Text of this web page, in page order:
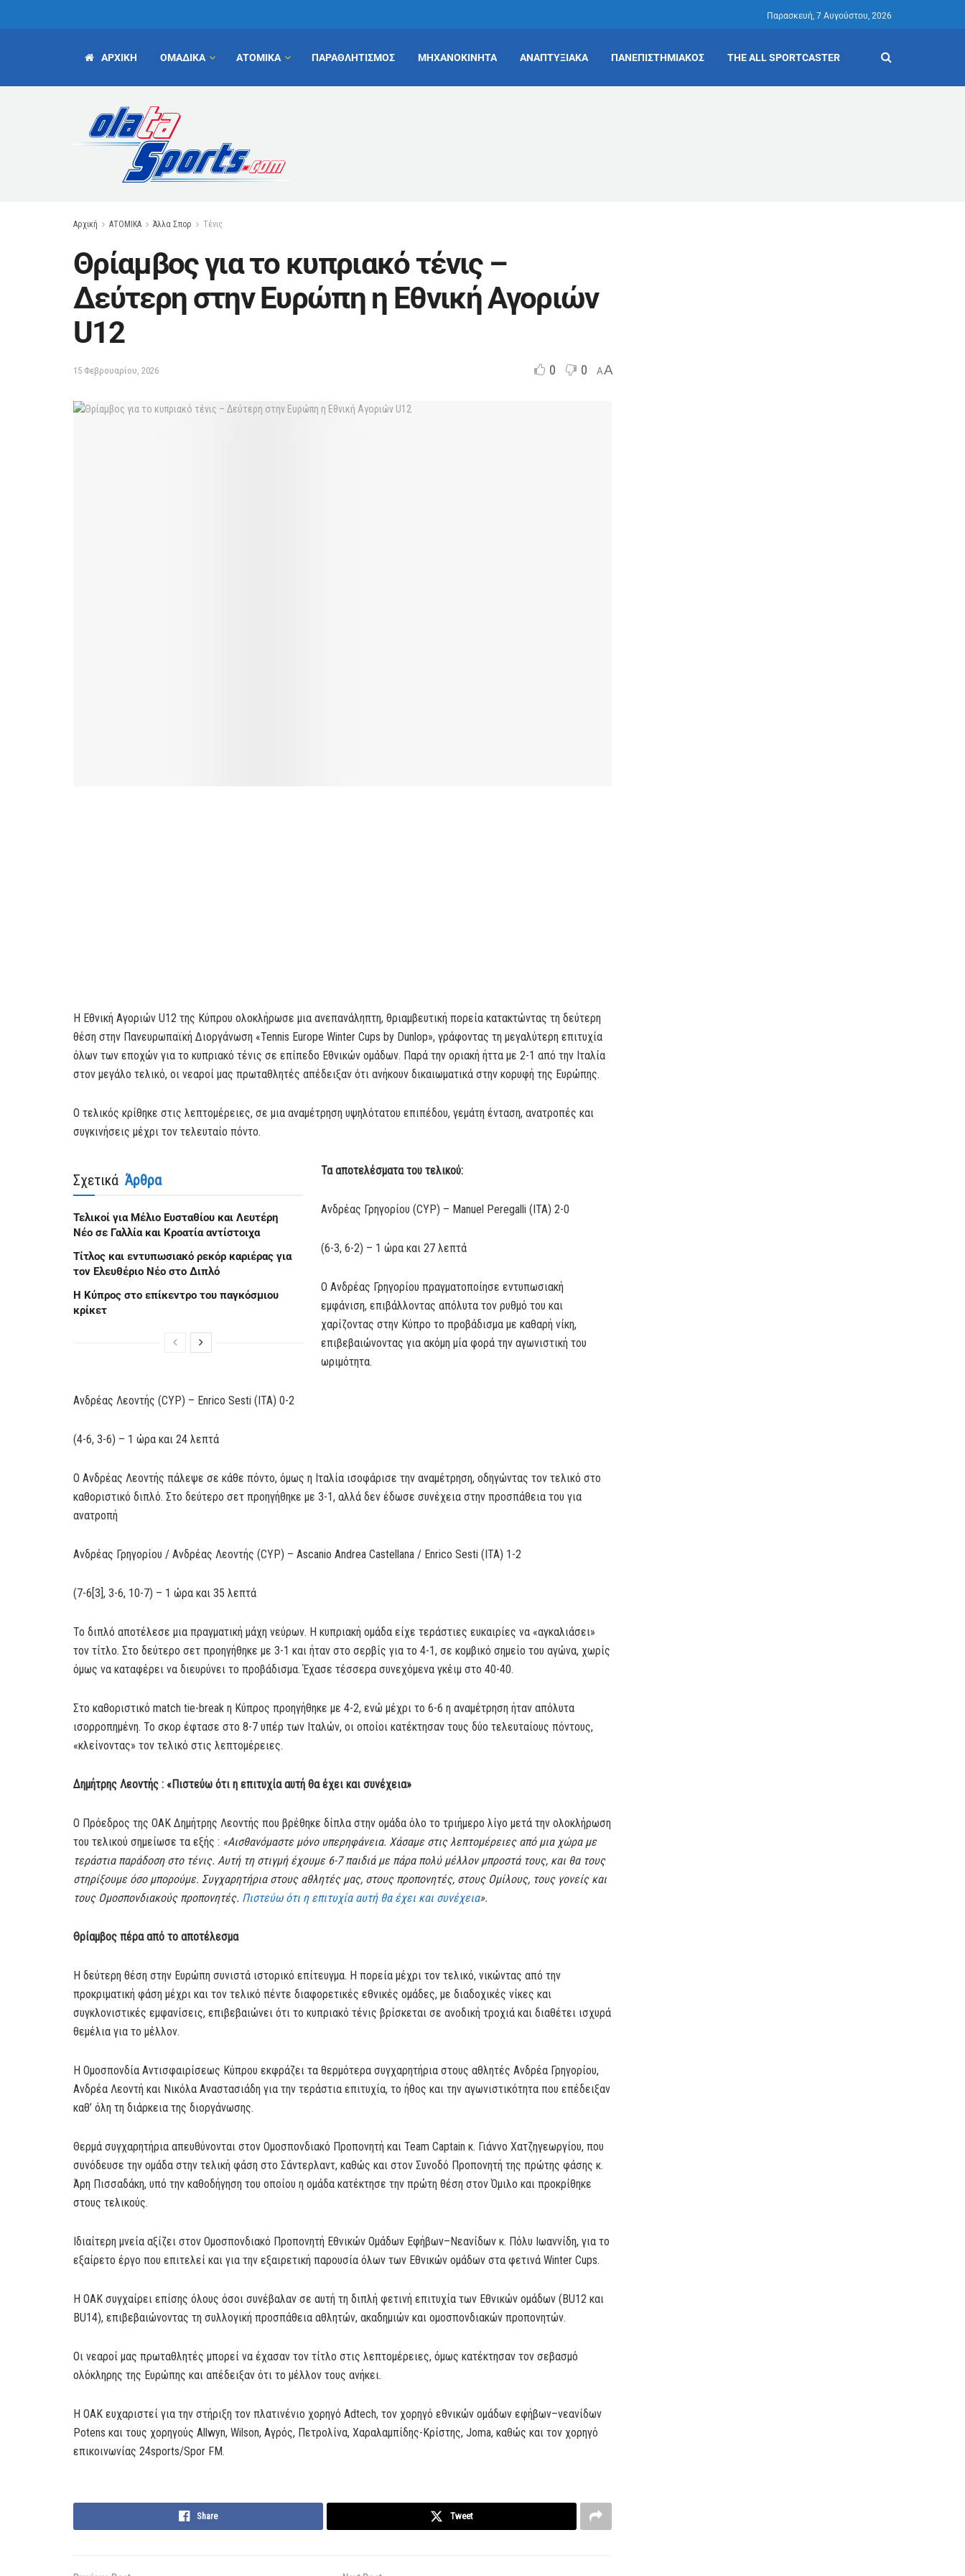
Παρασκευή, 7 Αυγούστου, 2026
ΑΡΧΙΚΗ ΟΜΑΔΙΚΑ ΑΤΟΜΙΚΑ ΠΑΡΑΘΛΗΤΙΣΜΟΣ ΜΗΧΑΝΟΚΙΝΗΤΑ ΑΝΑΠΤΥΞΙΑΚΑ ΠΑΝΕΠΙΣΤΗΜΙΑΚΟΣ THE ALL SPORTCASTER
Αρχική ΑΤΟΜΙΚΑ Άλλα Σπορ Τένις
Θρίαμβος για το κυπριακό τένις –
Δεύτερη στην Ευρώπη η Εθνική Αγοριών
U12
15 Φεβρουαρίου, 2026 0 0 AA
Η Εθνική Αγοριών U12 της Κύπρου ολοκλήρωσε μια ανεπανάληπτη, θριαμβευτική πορεία κατακτώντας τη δεύτερη
θέση στην Πανευρωπαϊκή Διοργάνωση «Tennis Europe Winter Cups by Dunlop», γράφοντας τη μεγαλύτερη επιτυχία
όλων των εποχών για το κυπριακό τένις σε επίπεδο Εθνικών ομάδων. Παρά την οριακή ήττα με 2-1 από την Ιταλία
στον μεγάλο τελικό, οι νεαροί μας πρωταθλητές απέδειξαν ότι ανήκουν δικαιωματικά στην κορυφή της Ευρώπης.
Ο τελικός κρίθηκε στις λεπτομέρειες, σε μια αναμέτρηση υψηλότατου επιπέδου, γεμάτη ένταση, ανατροπές και
συγκινήσεις μέχρι τον τελευταίο πόντο.
Σχετικά Άρθρα
Τελικοί για Μέλιο Eυσταθίου και Λευτέρη
Νέο σε Γαλλία και Κροατία αντίστοιχα
Τίτλος και εντυπωσιακό ρεκόρ καριέρας για
τον Ελευθέριο Νέο στο Διπλό
Η Κύπρος στο επίκεντρο του παγκόσμιου
κρίκετ
Τα αποτελέσματα του τελικού:
Ανδρέας Γρηγορίου (CYP) – Manuel Peregalli (ITA) 2-0
(6-3, 6-2) – 1 ώρα και 27 λεπτά
Ο Ανδρέας Γρηγορίου πραγματοποίησε εντυπωσιακή
εμφάνιση, επιβάλλοντας απόλυτα τον ρυθμό του και
χαρίζοντας στην Κύπρο το προβάδισμα με καθαρή νίκη,
επιβεβαιώνοντας για ακόμη μία φορά την αγωνιστική του
ωριμότητα.
Ανδρέας Λεοντής (CYP) – Enrico Sesti (ITA) 0-2
(4-6, 3-6) – 1 ώρα και 24 λεπτά
Ο Ανδρέας Λεοντής πάλεψε σε κάθε πόντο, όμως η Ιταλία ισοφάρισε την αναμέτρηση, οδηγώντας τον τελικό στο
καθοριστικό διπλό. Στο δεύτερο σετ προηγήθηκε με 3-1, αλλά δεν έδωσε συνέχεια στην προσπάθεια του για
ανατροπή
Ανδρέας Γρηγορίου / Ανδρέας Λεοντής (CYP) – Ascanio Andrea Castellana / Enrico Sesti (ITA) 1-2
(7-6[3], 3-6, 10-7) – 1 ώρα και 35 λεπτά
Το διπλό αποτέλεσε μια πραγματική μάχη νεύρων. Η κυπριακή ομάδα είχε τεράστιες ευκαιρίες να «αγκαλιάσει»
τον τίτλο. Στο δεύτερο σετ προηγήθηκε με 3-1 και ήταν στο σερβίς για το 4-1, σε κομβικό σημείο του αγώνα, χωρίς
όμως να καταφέρει να διευρύνει το προβάδισμα. Έχασε τέσσερα συνεχόμενα γκέιμ στο 40-40.
Στο καθοριστικό match tie-break η Κύπρος προηγήθηκε με 4-2, ενώ μέχρι το 6-6 η αναμέτρηση ήταν απόλυτα
ισορροπημένη. Το σκορ έφτασε στο 8-7 υπέρ των Ιταλών, οι οποίοι κατέκτησαν τους δύο τελευταίους πόντους,
«κλείνοντας» τον τελικό στις λεπτομέρειες.
Δημήτρης Λεοντής : «Πιστεύω ότι η επιτυχία αυτή θα έχει και συνέχεια»
Ο Πρόεδρος της ΟΑΚ Δημήτρης Λεοντής που βρέθηκε δίπλα στην ομάδα όλο το τριήμερο λίγο μετά την ολοκλήρωση
του τελικού σημείωσε τα εξής : «Αισθανόμαστε μόνο υπερηφάνεια. Χάσαμε στις λεπτομέρειες από μια χώρα με
τεράστια παράδοση στο τένις. Αυτή τη στιγμή έχουμε 6-7 παιδιά με πάρα πολύ μέλλον μπροστά τους, και θα τους
στηρίξουμε όσο μπορούμε. Συγχαρητήρια στους αθλητές μας, στους προπονητές, στους Ομίλους, τους γονείς και
τους Ομοσπονδιακούς προπονητές. Πιστεύω ότι η επιτυχία αυτή θα έχει και συνέχεια».
Θρίαμβος πέρα από το αποτέλεσμα
Η δεύτερη θέση στην Ευρώπη συνιστά ιστορικό επίτευγμα. Η πορεία μέχρι τον τελικό, νικώντας από την
προκριματική φάση μέχρι και τον τελικό πέντε διαφορετικές εθνικές ομάδες, με διαδοχικές νίκες και
συγκλονιστικές εμφανίσεις, επιβεβαιώνει ότι το κυπριακό τένις βρίσκεται σε ανοδική τροχιά και διαθέτει ισχυρά
θεμέλια για το μέλλον.
Η Ομοσπονδία Αντισφαιρίσεως Κύπρου εκφράζει τα θερμότερα συγχαρητήρια στους αθλητές Ανδρέα Γρηγορίου,
Ανδρέα Λεοντή και Νικόλα Αναστασιάδη για την τεράστια επιτυχία, το ήθος και την αγωνιστικότητα που επέδειξαν
καθ’ όλη τη διάρκεια της διοργάνωσης.
Θερμά συγχαρητήρια απευθύνονται στον Ομοσπονδιακό Προπονητή και Team Captain κ. Γιάννο Χατζηγεωργίου, που
συνόδευσε την ομάδα στην τελική φάση στο Σάντερλαντ, καθώς και στον Συνοδό Προπονητή της πρώτης φάσης κ.
Άρη Πισσαδάκη, υπό την καθοδήγηση του οποίου η ομάδα κατέκτησε την πρώτη θέση στον Όμιλο και προκρίθηκε
στους τελικούς.
Ιδιαίτερη μνεία αξίζει στον Ομοσπονδιακό Προπονητή Εθνικών Ομάδων Εφήβων–Νεανίδων κ. Πόλυ Ιωαννίδη, για το
εξαίρετο έργο που επιτελεί και για την εξαιρετική παρουσία όλων των Εθνικών ομάδων στα φετινά Winter Cups.
Η ΟΑΚ συγχαίρει επίσης όλους όσοι συνέβαλαν σε αυτή τη διπλή φετινή επιτυχία των Εθνικών ομάδων (BU12 και
BU14), επιβεβαιώνοντας τη συλλογική προσπάθεια αθλητών, ακαδημιών και ομοσπονδιακών προπονητών.
Οι νεαροί μας πρωταθλητές μπορεί να έχασαν τον τίτλο στις λεπτομέρειες, όμως κατέκτησαν τον σεβασμό
ολόκληρης της Ευρώπης και απέδειξαν ότι το μέλλον τους ανήκει.
Η ΟΑΚ ευχαριστεί για την στήριξη τον πλατινένιο χορηγό Adtech, τον χορηγό εθνικών ομάδων εφήβων–νεανίδων
Potens και τους χορηγούς Allwyn, Wilson, Αγρός, Πετρολίνα, Χαραλαμπίδης-Κρίστης, Joma, καθώς και τον χορηγό
επικοινωνίας 24sports/Spor FM.
Share Tweet